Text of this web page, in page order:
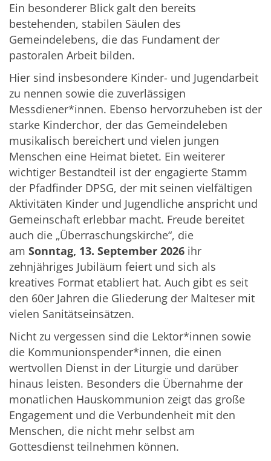
Ein besonderer Blick galt den bereits
bestehenden, stabilen Säulen des
Gemeindelebens, die das Fundament der
pastoralen Arbeit bilden.
Hier sind insbesondere Kinder- und Jugendarbeit
zu nennen sowie die zuverlässigen
Messdiener*innen. Ebenso hervorzuheben ist der
starke Kinderchor, der das Gemeindeleben
musikalisch bereichert und vielen jungen
Menschen eine Heimat bietet. Ein weiterer
wichtiger Bestandteil ist der engagierte Stamm
der Pfadfinder DPSG, der mit seinen vielfältigen
Aktivitäten Kinder und Jugendliche anspricht und
Gemeinschaft erlebbar macht. Freude bereitet
auch die „Überraschungskirche“, die
am Sonntag, 13. September 2026 ihr
zehnjähriges Jubiläum feiert und sich als
kreatives Format etabliert hat. Auch gibt es seit
den 60er Jahren die Gliederung der Malteser mit
vielen Sanitätseinsätzen.
Nicht zu vergessen sind die Lektor*innen sowie
die Kommunionspender*innen, die einen
wertvollen Dienst in der Liturgie und darüber
hinaus leisten. Besonders die Übernahme der
monatlichen Hauskommunion zeigt das große
Engagement und die Verbundenheit mit den
Menschen, die nicht mehr selbst am
Gottesdienst teilnehmen können.